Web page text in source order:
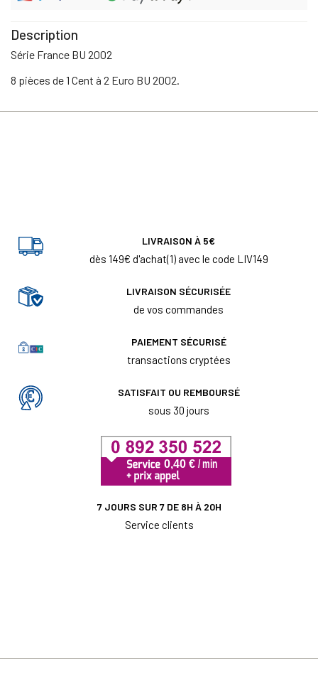
Description
Série France BU 2002
8 pièces de 1 Cent à 2 Euro BU 2002.
LIVRAISON À 5€
dès 149€ d'achat(1) avec le code LIV149
LIVRAISON SÉCURISÉE
de vos commandes
PAIEMENT SÉCURISÉ
transactions cryptées
SATISFAIT OU REMBOURSÉ
sous 30 jours
7 JOURS SUR 7 DE 8H À 20H
Service clients